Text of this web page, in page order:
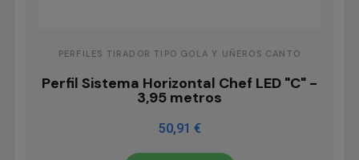
PERFILES TIRADOR TIPO GOLA Y UÑEROS CANTO
Perfil Sistema Horizontal Chef LED "C" -
3,95 metros
50,91 €